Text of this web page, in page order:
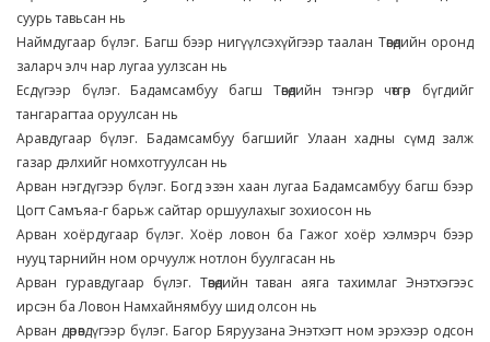
суурь тавьсан нь
Наймдугаар бүлэг. Багш бээр нигүүлсэхүйгээр таалан Төвөдийн оронд
заларч элч нар лугаа уулзсан нь
Есдүгээр бүлэг. Бадамсамбуу багш Төвөдийн тэнгэр чөтгөр бүгдийг
тангарагтаа оруулсан нь
Аравдугаар бүлэг. Бадамсамбуу багшийг Улаан хадны сүмд залж
газар дэлхийг номхотгуулсан нь
Арван нэгдүгээр бүлэг. Богд эзэн хаан лугаа Бадамсамбуу багш бээр
Цогт Самъяа-г барьж сайтар оршуулахыг зохиосон нь
Арван хоёрдугаар бүлэг. Хоёр ловон ба Гажог хоёр хэлмэрч бээр
нууц тарнийн ном орчуулж нотлон буулгасан нь
Арван гуравдугаар бүлэг. Төвөдийн таван аяга тахимлаг Энэтхэгээс
ирсэн ба Ловон Намхайнямбуу шид олсон нь
Арван дөрөвдүгээр бүлэг. Багор Бяруузана Энэтхэгт ном эрэхээр одсон